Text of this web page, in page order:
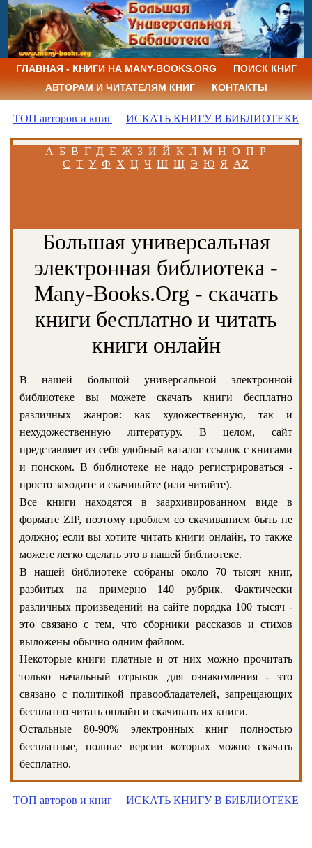
ГЛАВНАЯ - КНИГИ НА MANY-BOOKS.ORG
ПОИСК КНИГ
АВТОРАМ И ЧИТАТЕЛЯМ КНИГ
КОНТАКТЫ
ТОП авторов и книг ИСКАТЬ КНИГУ В БИБЛИОТЕКЕ
А Б В Г Д Е Ж З И Й К Л М Н О П Р
С Т У Ф Х Ц Ч Ш Щ Э Ю Я AZ
Большая универсальная
электронная библиотека -
Many-Books.Org - скачать
книги бесплатно и читать
книги онлайн
В нашей большой универсальной электронной
библиотеке вы можете скачать книги бесплатно
различных жанров: как художественную, так и
нехудожественную литературу. В целом, сайт
представляет из себя удобный каталог ссылок с книгами
и поиском. В библиотеке не надо регистрироваться -
просто заходите и скачивайте (или читайте).
Все книги находятся в заархивированном виде в
формате ZIP, поэтому проблем со скачиванием быть не
должно; если вы хотите читать книги онлайн, то также
можете легко сделать это в нашей библиотеке.
В нашей библиотеке собраны около 70 тысяч книг,
разбитых на примерно 140 рубрик. Фактически
различных произведений на сайте порядка 100 тысяч -
это связано с тем, что сборники рассказов и стихов
выложены обычно одним файлом.
Некоторые книги платные и от них можно прочитать
только начальный отрывок для ознакомления - это
связано с политикой правообладателей, запрещающих
бесплатно читать онлайн и скачивать их книги.
Остальные 80-90% электронных книг полностью
бесплатные, полные версии которых можно скачать
бесплатно.
ТОП авторов и книг ИСКАТЬ КНИГУ В БИБЛИОТЕКЕ